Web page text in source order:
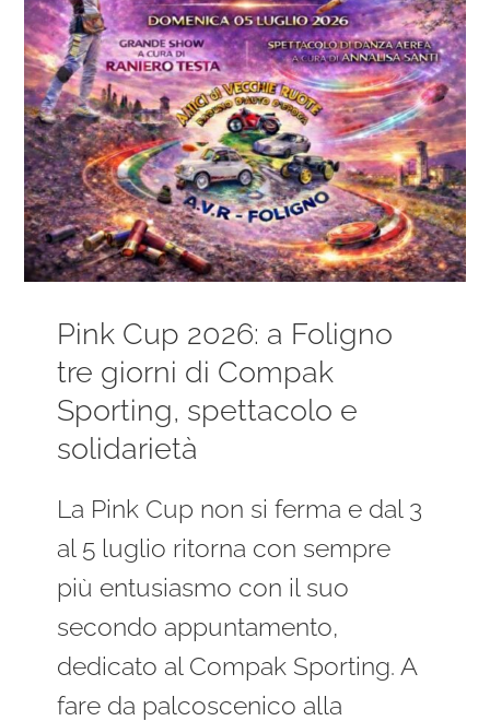
Pink Cup 2026: a Foligno
tre giorni di Compak
Sporting, spettacolo e
solidarietà
La Pink Cup non si ferma e dal 3
al 5 luglio ritorna con sempre
più entusiasmo con il suo
secondo appuntamento,
dedicato al Compak Sporting. A
fare da palcoscenico alla